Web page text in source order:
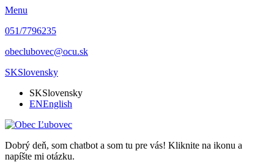
Menu
051/7796235
obeclubovec@ocu.sk
SKSlovensky
SKSlovensky
ENEnglish
Dobrý deň, som chatbot a som tu pre vás! Kliknite na ikonu a
napíšte mi otázku.